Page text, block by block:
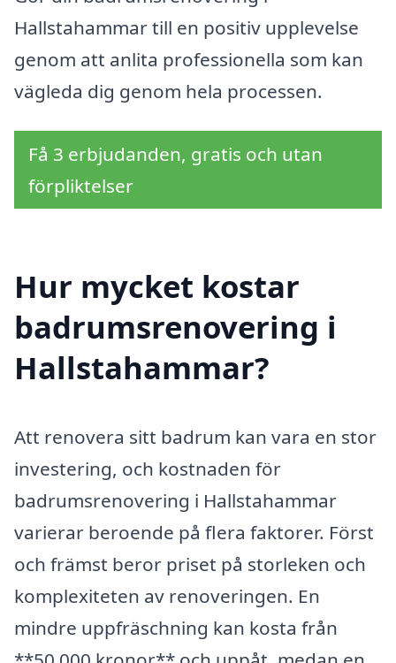
Hallstahammar till en positiv upplevelse
genom att anlita professionella som kan
vägleda dig genom hela processen.
Få 3 erbjudanden, gratis och utan
förpliktelser
Hur mycket kostar
badrumsrenovering i
Hallstahammar?
Att renovera sitt badrum kan vara en stor
investering, och kostnaden för
badrumsrenovering i Hallstahammar
varierar beroende på flera faktorer. Först
och främst beror priset på storleken och
komplexiteten av renoveringen. En
mindre uppfräschning kan kosta från